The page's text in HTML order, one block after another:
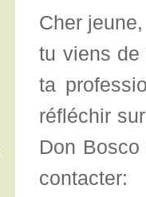
Cher jeune,
tu viens de
ta
réfléchir
Don
contacter: